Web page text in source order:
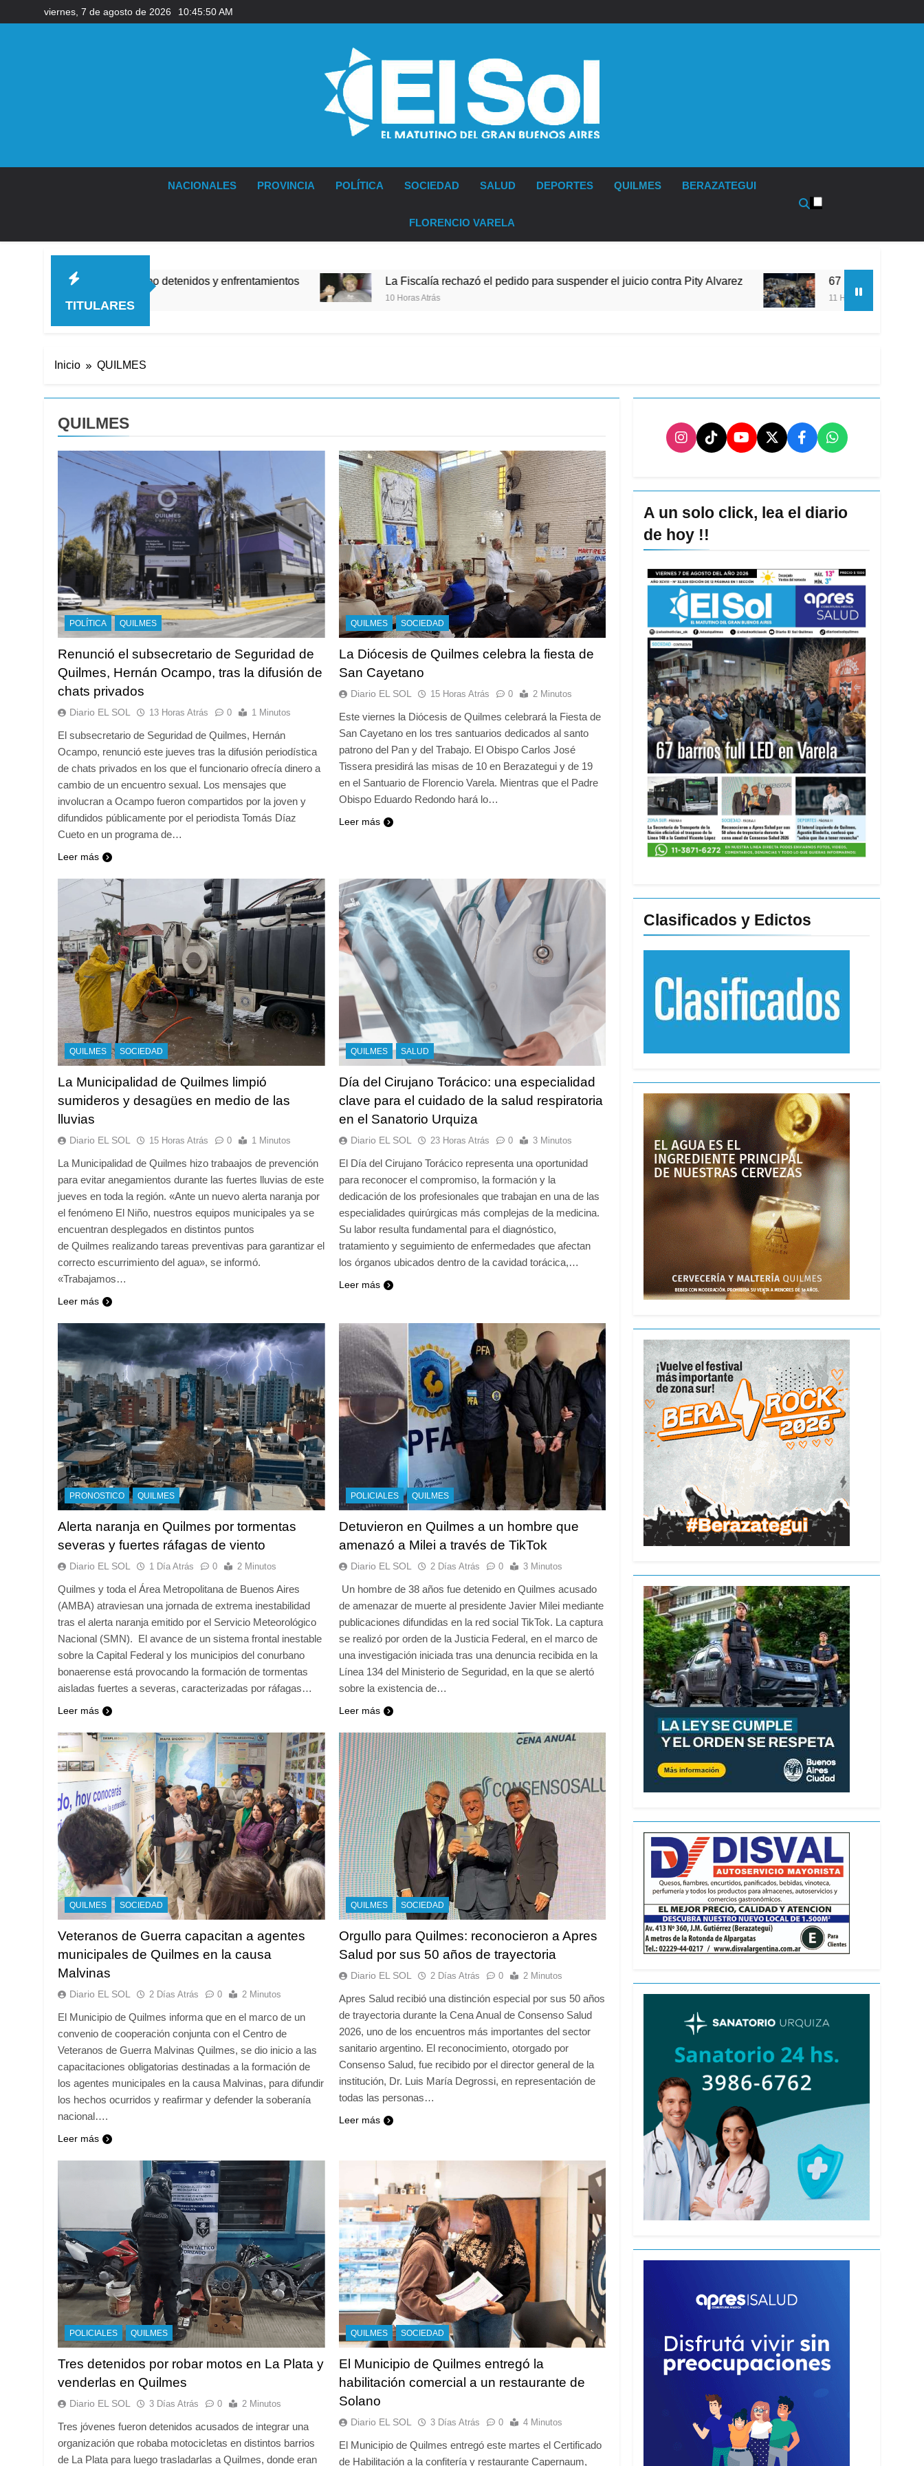
al
viernes, 7 de agosto de 2026 10:45:52 AM
NACIONALES PROVINCIA POLÍTICA SOCIEDAD SALUD DEPORTES QUILMES BERAZATEGUI
FLORENCIO VARELA
TITULARES
detenidos y enfrentamientos La Fiscalía rechazó el pedido para suspender el juicio contra Pity Alvarez 67 barrios full LED en Florencio Varela
Inicio QUILMES
QUILMES
POLÍTICA QUILMES
Renunció el subsecretario de Seguridad de
Quilmes, Hernán Ocampo, tras la difusión de
chats privados
Diario EL SOL 13 Horas Atrás 0 1 Minutos
El subsecretario de Seguridad de Quilmes, Hernán
Ocampo, renunció este jueves tras la difusión periodística
de chats privados en los que el funcionario ofrecía dinero a
cambio de un encuentro sexual. Los mensajes que
involucran a Ocampo fueron compartidos por la joven y
difundidos públicamente por el periodista Tomás Díaz
Cueto en un programa de…
Leer más
QUILMES SOCIEDAD
La Diócesis de Quilmes celebra la fiesta de
San Cayetano
Diario EL SOL 15 Horas Atrás 0 2 Minutos
Este viernes la Diócesis de Quilmes celebrará la Fiesta de
San Cayetano en los tres santuarios dedicados al santo
patrono del Pan y del Trabajo. El Obispo Carlos José
Tissera presidirá las misas de 10 en Berazategui y de 19
en el Santuario de Florencio Varela. Mientras que el Padre
Obispo Eduardo Redondo hará lo…
Leer más
QUILMES SOCIEDAD
La Municipalidad de Quilmes limpió
sumideros y desagües en medio de las
lluvias
Diario EL SOL 15 Horas Atrás 0 1 Minutos
La Municipalidad de Quilmes hizo trabaajos de prevención
para evitar anegamientos durante las fuertes lluvias de este
jueves en toda la región. «Ante un nuevo alerta naranja por
el fenómeno El Niño, nuestros equipos municipales ya se
encuentran desplegados en distintos puntos
de Quilmes realizando tareas preventivas para garantizar el
correcto escurrimiento del agua», se informó.
«Trabajamos…
Leer más
QUILMES SALUD
Día del Cirujano Torácico: una especialidad
clave para el cuidado de la salud respiratoria
en el Sanatorio Urquiza
Diario EL SOL 23 Horas Atrás 0 3 Minutos
El Día del Cirujano Torácico representa una oportunidad
para reconocer el compromiso, la formación y la
dedicación de los profesionales que trabajan en una de las
especialidades quirúrgicas más complejas de la medicina.
Su labor resulta fundamental para el diagnóstico,
tratamiento y seguimiento de enfermedades que afectan
los órganos ubicados dentro de la cavidad torácica,…
Leer más
PRONOSTICO QUILMES
Alerta naranja en Quilmes por tormentas
severas y fuertes ráfagas de viento
Diario EL SOL 1 Día Atrás 0 2 Minutos
Quilmes y toda el Área Metropolitana de Buenos Aires
(AMBA) atraviesan una jornada de extrema inestabilidad
tras el alerta naranja emitido por el Servicio Meteorológico
Nacional (SMN). El avance de un sistema frontal inestable
sobre la Capital Federal y los municipios del conurbano
bonaerense está provocando la formación de tormentas
aisladas fuertes a severas, caracterizadas por ráfagas…
Leer más
POLICIALES QUILMES
Detuvieron en Quilmes a un hombre que
amenazó a Milei a través de TikTok
Diario EL SOL 2 Días Atrás 0 3 Minutos
Un hombre de 38 años fue detenido en Quilmes acusado
de amenazar de muerte al presidente Javier Milei mediante
publicaciones difundidas en la red social TikTok. La captura
se realizó por orden de la Justicia Federal, en el marco de
una investigación iniciada tras una denuncia recibida en la
Línea 134 del Ministerio de Seguridad, en la que se alertó
sobre la existencia de…
Leer más
QUILMES SOCIEDAD
Veteranos de Guerra capacitan a agentes
municipales de Quilmes en la causa
Malvinas
Diario EL SOL 2 Días Atrás 0 2 Minutos
El Municipio de Quilmes informa que en el marco de un
convenio de cooperación conjunta con el Centro de
Veteranos de Guerra Malvinas Quilmes, se dio inicio a las
capacitaciones obligatorias destinadas a la formación de
los agentes municipales en la causa Malvinas, para difundir
los hechos ocurridos y reafirmar y defender la soberanía
nacional….
Leer más
QUILMES SOCIEDAD
Orgullo para Quilmes: reconocieron a Apres
Salud por sus 50 años de trayectoria
Diario EL SOL 2 Días Atrás 0 2 Minutos
Apres Salud recibió una distinción especial por sus 50 años
de trayectoria durante la Cena Anual de Consenso Salud
2026, uno de los encuentros más importantes del sector
sanitario argentino. El reconocimiento, otorgado por
Consenso Salud, fue recibido por el director general de la
institución, Dr. Luis María Degrossi, en representación de
todas las personas…
Leer más
POLICIALES QUILMES
Tres detenidos por robar motos en La Plata y
venderlas en Quilmes
Diario EL SOL 3 Días Atrás 0 2 Minutos
Tres jóvenes fueron detenidos acusados de integrar una
organización que robaba motocicletas en distintos barrios
de La Plata para luego trasladarlas a Quilmes, donde eran
QUILMES SOCIEDAD
El Municipio de Quilmes entregó la
habilitación comercial a un restaurante de
Solano
Diario EL SOL 3 Días Atrás 0 4 Minutos
El Municipio de Quilmes entregó este martes el Certificado
de Habilitación a la confitería y restaurante Capernaum,
A un solo click, lea el diario
de hoy !!
Clasificados y Edictos